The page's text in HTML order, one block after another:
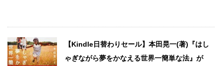
【Kindle日替わりセール】本田晃一(著)『はし
ゃぎながら夢をかなえる世界一簡単な法』が